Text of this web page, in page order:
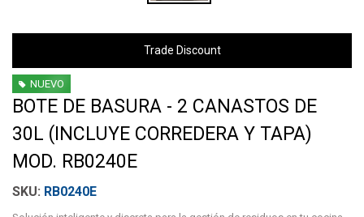
Trade Discount
NUEVO
BOTE DE BASURA - 2 CANASTOS DE
30L (INCLUYE CORREDERA Y TAPA)
MOD. RB0240E
RB0240E